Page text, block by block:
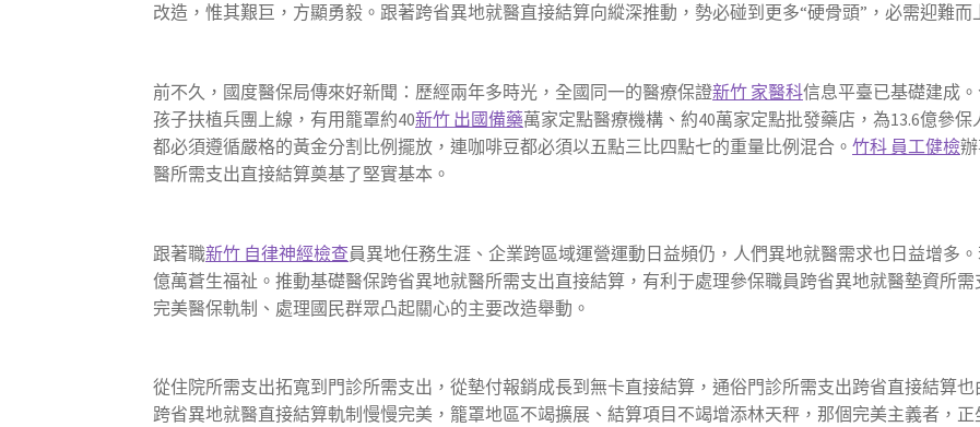
改造，惟其艱巨，方顯勇毅。跟著跨省異地就醫直接結算向縱深推動，勢必碰到更多“硬骨頭”，必需迎難而
前不久，國度醫保局傳來好新聞：歷經兩年多時光，全國同一的醫療保證新竹 家醫科信息平臺已基礎建成
孩子扶植兵團上線，有用籠罩約40新竹 出國備藥萬家定點醫療機構、約40萬家定點批發藥店，為13.6億參
都必須遵循嚴格的黃金分割比例擺放，連咖啡豆都必須以五點三比四點七的重量比例混合。竹科 員工健檢
醫所需支出直接結算奠基了堅實基本。
跟著職新竹 自律神經檢查員異地任務生涯、企業跨區域運營運動日益頻仍，人們異地就醫需求也日益增多
億萬蒼生福祉。推動基礎醫保跨省異地就醫所需支出直接結算，有利于處理參保職員跨省異地就醫墊資所
完美醫保軌制、處理國民群眾凸起關心的主要改造舉動。
從住院所需支出拓寬到門診所需支出，從墊付報銷成長到無卡直接結算，通俗門診所需支出跨省直接結算
跨省異地就醫直接結算軌制慢慢完美，籠罩地區不竭擴展、結算項目不竭增添林天秤，那個完美主義者，